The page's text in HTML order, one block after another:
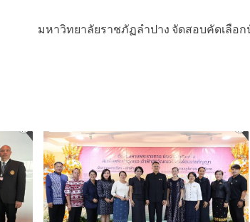
มหาวิทยาลัยราชภัฏลำปาง จัดสอบคัดเลื